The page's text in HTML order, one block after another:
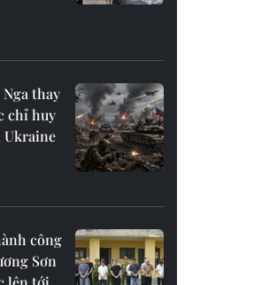
thay
chỉ huy
công
Sơn